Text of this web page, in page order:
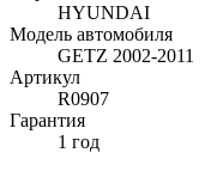
HYUNDAI
Модель автомобиля
GETZ 2002-2011
Артикул
R0907
Гарантия
1 год